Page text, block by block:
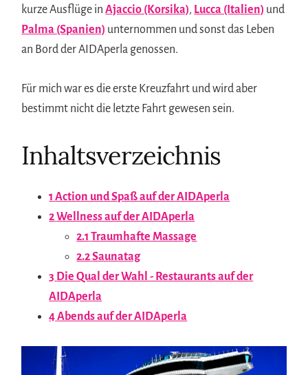
kurze Ausflüge inAjaccio (Korsika), Lucca (Italien) und
Palma (Spanien) unternommen und sonst das Leben
an Bord der AIDAperla genossen.
Für mich war es die erste Kreuzfahrt und wird aber
bestimmt nicht die letzte Fahrt gewesen sein.
Inhaltsverzeichnis
1 Action und Spaß auf der AIDAperla
2Wellness auf der AIDAperla
2.1 Traumhafte Massage
2.2Saunatag
3 Die Qual der Wahl - Restaurants auf der
AIDAperla
4Abends auf der AIDAperla